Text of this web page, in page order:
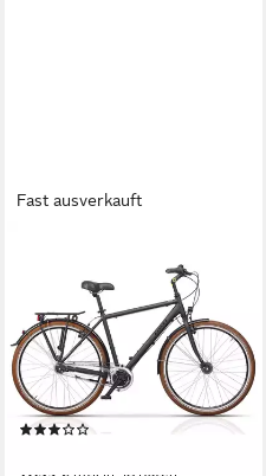
Fast ausverkauft
Cityrad 28 Zoll Herren City
Fahrrad CITERRA SL3
Trekking Bike
56 cm Rahmenhöhe
7 Gänge
120 kg
Zul. Gesamtgewicht
17,39 € mtl. in 48 Raten